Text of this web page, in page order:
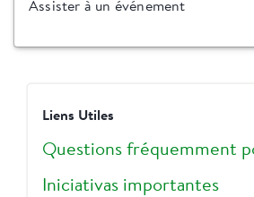
Assister à un événement
Liens Utiles
Questions fréquemment
Iniciativas importantes